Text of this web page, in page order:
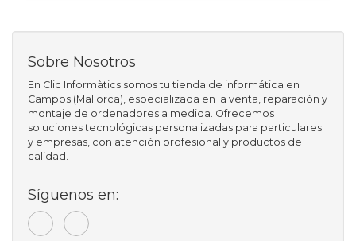
Sobre Nosotros
En Clic Informàtics somos tu tienda de informática en
Campos (Mallorca), especializada en la venta, reparación y
montaje de ordenadores a medida. Ofrecemos
soluciones tecnológicas personalizadas para particulares
y empresas, con atención profesional y productos de
calidad.
Síguenos en: